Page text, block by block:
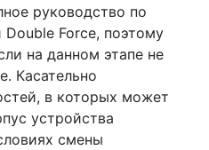
руководство по
Force, поэтому
на данном этапе не
Касательно
в которых может
устройства
смены